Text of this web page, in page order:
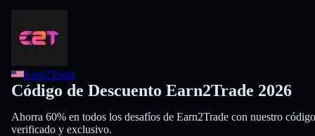
Earn2Trade
Código de Descuento Earn2Trade 2026
Ahorra 60% en todos los desafíos de Earn2Trade con nuestro código
verificado y exclusivo.